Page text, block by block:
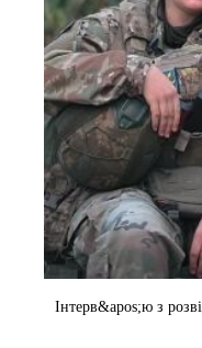
Інтерв&apos;ю з